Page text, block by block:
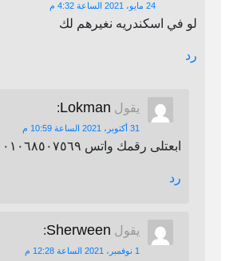
24 مايو، 2021 الساعة 4:32 م
لو في اسكندريه نغيرهم لك
رد
يقول Lokman
:
31 أكتوبر، 2021 الساعة 10:59 م
ابعتلى رقمك واتس ٠١٠٦٨٥٠٧٥٦٩
رد
يقول Sherween
:
1 نوفمبر، 2021 الساعة 12:28 م